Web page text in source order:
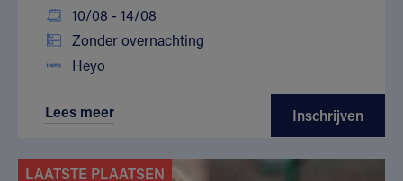
10/08 - 14/08
Zonder overnachting
Heyo
Lees meer Inschrijven
LAATSTE PLAATSEN